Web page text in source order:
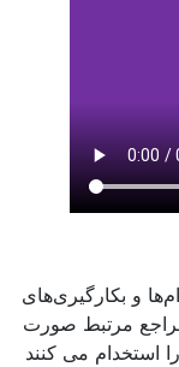
و بكارگیری‌های
مرتبط صورت
استخدام می ‌كنند